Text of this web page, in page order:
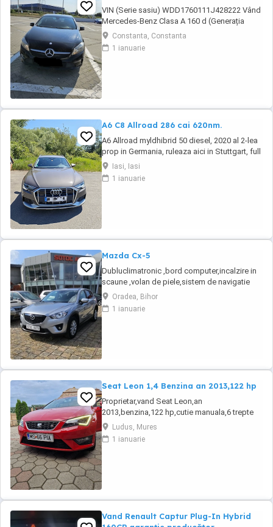
VIN (Serie sasiu) WDD1760111J428222 Vând
Mercedes-Benz Clasa A 160 d (Generația
W176 Facelift), o mașină compactă premium,
extrem de fiabilă și cu un consum excelent de
* Autoturismul a aparținut de la început unei
Constanta, Constanta
1 ianuarie
A6 C8 Allroad 286 cai 620nm.
A6 Allroad myldhibrid 50 diesel, 2020 al 2-lea
prop in Germania, ruleaza aici in Stuttgart, full
istoric service pachet bussiness. Nu fac
schimburi!!! !!! detalii
Iasi, Iasi
1 ianuarie
Mazda Cx-5
Dubluclimatronic ,bord computer,incalzire in
scaune ,volan de piele,sistem de navigatie
,închidere centralizata,pilot
automat,servo,proiectoare de ceata,comenzi
volan,senzori parcare fata și spate,geamuri
Oradea, Bihor
1 ianuarie
Seat Leon 1,4 Benzina an 2013,122 hp
Proprietar,vand Seat Leon,an
2013,benzina,122 hp,cutie manuala,6 trepte
de viteza,alcantara,navigatie,stare perfecta
tehnic si estetic,revizii anuale la max 6000
km,fiind a doua masina in familie,distributie
Ludus, Mures
1 ianuarie
Vand Renault Captur Plug-In Hybrid